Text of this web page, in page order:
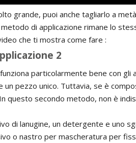
grande, puoi anche tagliarlo a
di applicazione rimane lo
che ti mostra come fare :
2
particolarmente bene con
pezzo unico. Tuttavia, se è
questo secondo metodo, non è
di lanugine, un detergente e uno
o nastro per mascheratura per